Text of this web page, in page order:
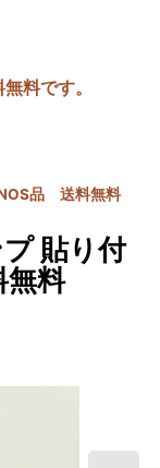
料です。
品 送料無料
貼り付
料